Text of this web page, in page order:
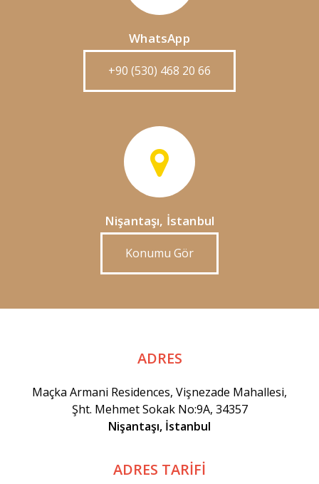
WhatsApp
+90 (530) 468 20 66
Nişantaşı, İstanbul
Konumu Gör
ADRES
Maçka Armani Residences, Vişnezade Mahallesi,
Şht. Mehmet Sokak No:9A, 34357
Nişantaşı, İstanbul
ADRES TARİFİ